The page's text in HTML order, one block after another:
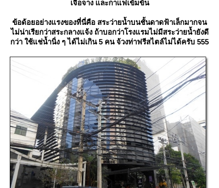
เจือจาง และกาแฟเข้มข้น
ข้อด้อยอย่างแรงของที่นี่คือ สระว่ายน้ำบนชั้นดาดฟ้าเล็กมากจน
ไม่น่าเรียกว่าสระกลางแจ้ง ถ้าบอกว่าโรงแรมไม่มีสระว่ายน้ำยังดี
กว่า ใช้แช่น้ำนิ่ง ๆ ได้ไม่เกิน 5 คน จ้วงท่าฟรีสไตล์ไม่ได้ครับ 555